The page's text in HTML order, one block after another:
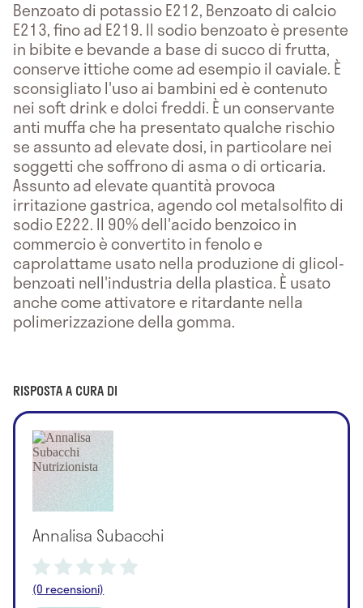
Benzoato di potassio E212, Benzoato di calcio
E213, fino ad E219. Il sodio benzoato è presente
in bibite e bevande a base di succo di frutta,
conserve ittiche come ad esempio il caviale. È
sconsigliato l'uso ai bambini ed è contenuto
nei soft drink e dolci freddi. È un conservante
anti muffa che ha presentato qualche rischio
se assunto ad elevate dosi, in particolare nei
soggetti che soffrono di asma o di orticaria.
Assunto ad elevate quantità provoca
irritazione gastrica, agendo col metalsolfito di
sodio E222. Il 90% dell'acido benzoico in
commercio è convertito in fenolo e
caprolattame usato nella produzione di glicol-
benzoati nell'industria della plastica. È usato
anche come attivatore e ritardante nella
polimerizzazione della gomma.
RISPOSTA A CURA DI
Annalisa Subacchi
(0 recensioni)